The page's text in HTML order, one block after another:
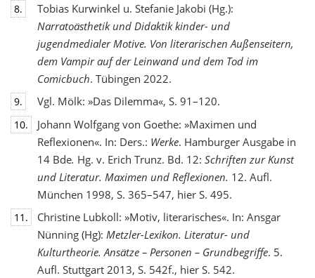
8.
Tobias Kurwinkel u. Stefanie Jakobi (Hg.):
Narratoästhetik und Didaktik kinder- und
jugendmedialer Motive. Von literarischen Außenseitern,
dem Vampir auf der Leinwand und dem Tod im
Comicbuch. Tübingen 2022.
9. Vgl. Mölk: »Das Dilemma«, S. 91–120.
10.
Johann Wolfgang von Goethe: »Maximen und
Reflexionen«. In: Ders.: Werke. Hamburger Ausgabe in
14 Bde. Hg. v. Erich Trunz. Bd. 12: Schriften zur Kunst
und Literatur. Maximen und Reflexionen. 12. Aufl.
München 1998, S. 365–547, hier S. 495.
11.
Christine Lubkoll: »Motiv, literarisches«. In: Ansgar
Nünning (Hg): Metzler-Lexikon. Literatur- und
Kulturtheorie. Ansätze – Personen – Grundbegriffe. 5.
Aufl. Stuttgart 2013, S. 542f., hier S. 542.